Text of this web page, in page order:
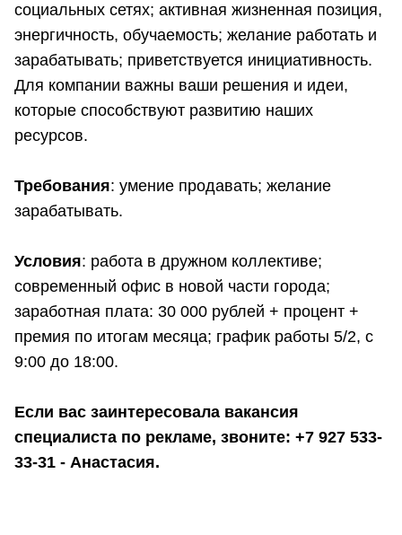
социальных сетях; активная жизненная позиция,
энергичность, обучаемость; желание работать и
зарабатывать; приветствуется инициативность.
Для компании важны ваши решения и идеи,
которые способствуют развитию наших
ресурсов.
Требования: умение продавать; желание
зарабатывать.
Условия: работа в дружном коллективе;
современный офис в новой части города;
заработная плата: 30 000 рублей + процент +
премия по итогам месяца; график работы 5/2, с
9:00 до 18:00.
Если вас заинтересовала вакансия
специалиста по рекламе, звоните: +7 927 533-
33-31 - Анастасия.